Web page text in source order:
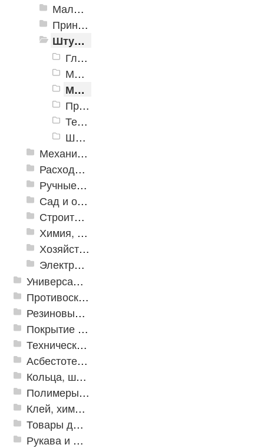
Малярные инструменты
Принадлежности для малярно-штукатурных работ
Штукатурный инструмент
Гладилки
Мастерки, кельмы
Миксеры универсальные
Правила
Терки
Шпатели
Механизированные инструменты
Расходные инструменты
Ручные инструменты
Сад и огород
Строительная Химия и принадлежности
Химия, крепеж, СИЗ
Хозяйственные принадлежности
Электрика и свет
Универсальные модульные покрытия
Противоскользящая защита для лестниц, профили, ленты
Резиновые и ПВХ дорожки
Покрытие из резиновой крошки
Техническая резина
Асбестотехнические и теплоизоляционные материалы
Кольца, шайбы, манжеты
Полимеры и пластики
Клей, химия, сопутствующие товары
Товары для дома
Рукава и шланги промышленные